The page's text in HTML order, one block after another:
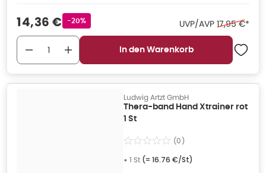
Verkaufspreis
14,36 € Rabattstempel
-20% UVP/AVP Ehemaliger
17,95 €*
In den Warenkorb
Ludwig Artzt GmbH
Thera-band Hand Xtrainer rot
1 St
(0)
• 1 St (= 16.76 €/St)